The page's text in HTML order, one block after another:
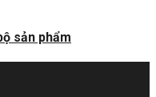
sản phẩm